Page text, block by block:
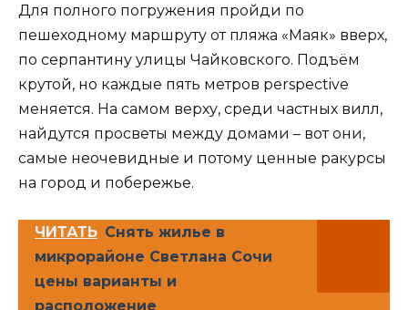
Для полного погружения пройди по
пешеходному маршруту от пляжа «Маяк» вверх,
по серпантину улицы Чайковского. Подъём
крутой, но каждые пять метров perspective
меняется. На самом верху, среди частных вилл,
найдутся просветы между домами – вот они,
самые неочевидные и потому ценные ракурсы
на город и побережье.
ЧИТАТЬ Снять жилье в
микрорайоне Светлана Сочи
цены варианты и
расположение